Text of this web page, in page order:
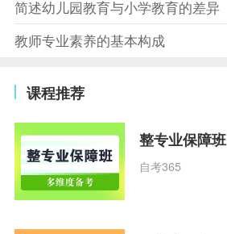
简述幼儿园教育与小学教育的差异
教师专业素养的基本构成
课程推荐
整专业保障班
自考365